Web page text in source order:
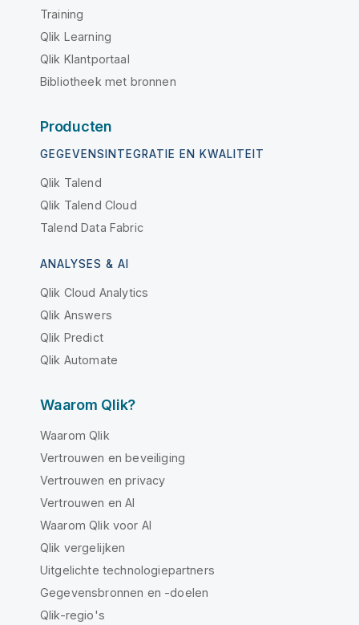
Training
Qlik Learning
Qlik Klantportaal
Bibliotheek met bronnen
Producten
GEGEVENSINTEGRATIE EN KWALITEIT
Qlik Talend
Qlik Talend Cloud
Talend Data Fabric
ANALYSES & AI
Qlik Cloud Analytics
Qlik Answers
Qlik Predict
Qlik Automate
Waarom Qlik?
Waarom Qlik
Vertrouwen en beveiliging
Vertrouwen en privacy
Vertrouwen en AI
Waarom Qlik voor AI
Qlik vergelijken
Uitgelichte technologiepartners
Gegevensbronnen en -doelen
Qlik-regio's